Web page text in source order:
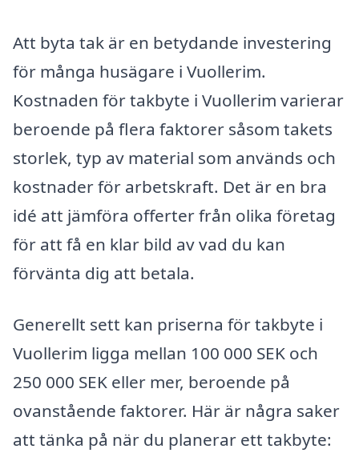
Att byta tak är en betydande investering
för många husägare i Vuollerim.
Kostnaden för takbyte i Vuollerim varierar
beroende på flera faktorer såsom takets
storlek, typ av material som används och
kostnader för arbetskraft. Det är en bra
idé att jämföra offerter från olika företag
för att få en klar bild av vad du kan
förvänta dig att betala.
Generellt sett kan priserna för takbyte i
Vuollerim ligga mellan 100 000 SEK och
250 000 SEK eller mer, beroende på
ovanstående faktorer. Här är några saker
att tänka på när du planerar ett takbyte: